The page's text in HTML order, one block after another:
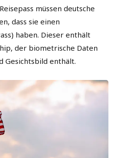
müssen deutsche
dass sie einen
haben. Dieser enthält
der biometrische Daten
Gesichtsbild enthält.